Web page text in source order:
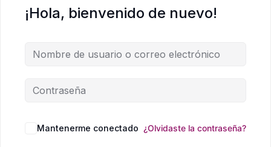
¡Hola, bienvenido de nuevo!
Mantenerme conectado ¿Olvidaste la contraseña?